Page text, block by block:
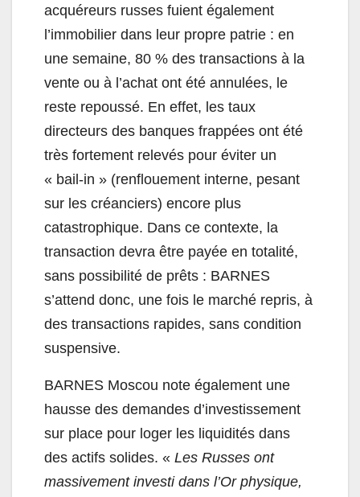
acquéreurs russes fuient également
l’immobilier dans leur propre patrie : en
une semaine, 80 % des transactions à la
vente ou à l’achat ont été annulées, le
reste repoussé. En effet, les taux
directeurs des banques frappées ont été
très fortement relevés pour éviter un
« bail-in » (renflouement interne, pesant
sur les créanciers) encore plus
catastrophique. Dans ce contexte, la
transaction devra être payée en totalité,
sans possibilité de prêts : BARNES
s’attend donc, une fois le marché repris, à
des transactions rapides, sans condition
suspensive.
BARNES Moscou note également une
hausse des demandes d’investissement
sur place pour loger les liquidités dans
des actifs solides. « Les Russes ont
massivement investi dans l’Or physique,